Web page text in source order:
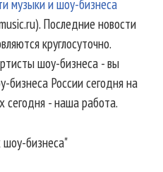
музыки и шоу-бизнеса
Последние новости
круглосуточно.
шоу-бизнеса - вы
бизнеса России сегодня на
сегодня - наша работа.
шоу-бизнеса"